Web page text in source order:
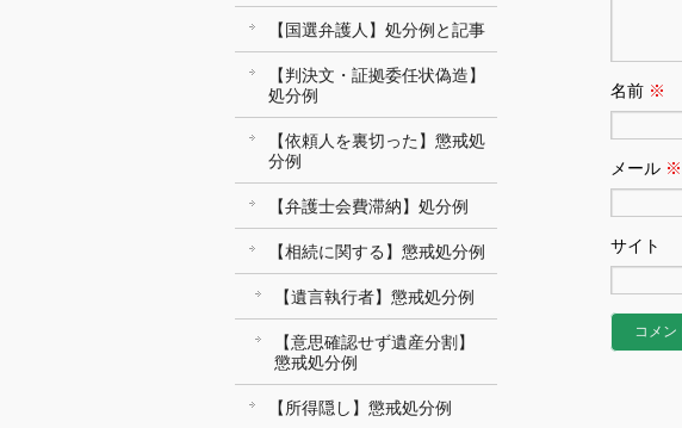
名前 ※
メール ※
サイト
【国選弁護人】処分例と記事
【判決文・証拠委任状偽造】
処分例
【依頼人を裏切った】懲戒処
分例
【弁護士会費滞納】処分例
【相続に関する】懲戒処分例
【遺言執行者】懲戒処分例
【意思確認せず遺産分割】
懲戒処分例
【所得隠し】懲戒処分例